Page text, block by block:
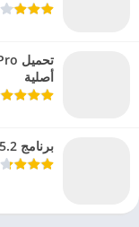
أصلية
برنامج Smadav Pro 2024 v15.2 كامل مع التفعيل